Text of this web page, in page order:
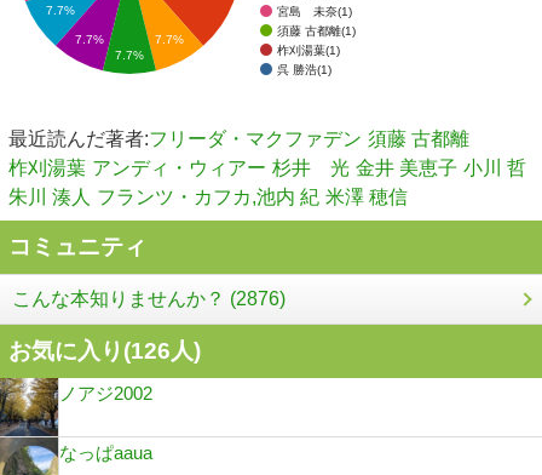
宮島 未奈(1)
須藤 古都離(1)
柞刈湯葉(1)
呉 勝浩(1)
7.7%
7.7%
7.7%
7.7%
最近読んだ著者:フリーダ・マクファデン 須藤 古都離
柞刈湯葉 アンディ・ウィアー 杉井 光 金井 美恵子 小川 哲
朱川 湊人 フランツ・カフカ,池内 紀 米澤 穂信
コミュニティ
こんな本知りませんか？ (2876)
お気に入り(126人)
ノアジ2002
なっぱaaua